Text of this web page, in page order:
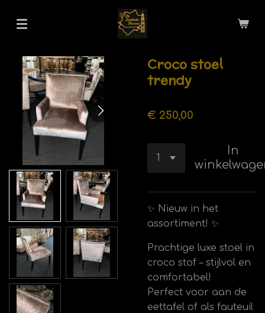
direct
hoofdinhoud
Croco stoel
trendy
€ 250,00
In
✨ Nieuw in het
assortiment! ✨
Prachtige luxe stoel in
croco stof – stijlvol en
comfortabel!
Perfect voor aan de
eettafel of als fauteuil